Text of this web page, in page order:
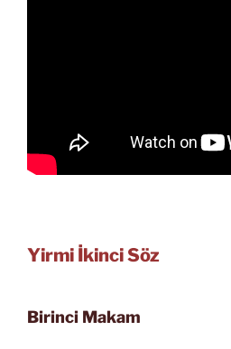
Yirmi İkinci Söz
Birinci Makam